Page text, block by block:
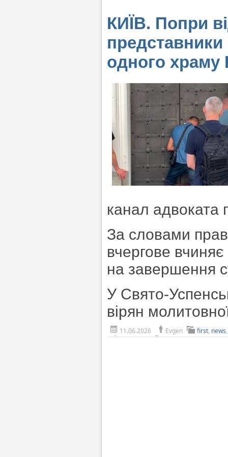
КИЇВ. Попри
одного храму
канал адвоката
За словами
вчергове вчиняє
на завершення
У Свято-
вірян
11.06.2026 Evgen first, news